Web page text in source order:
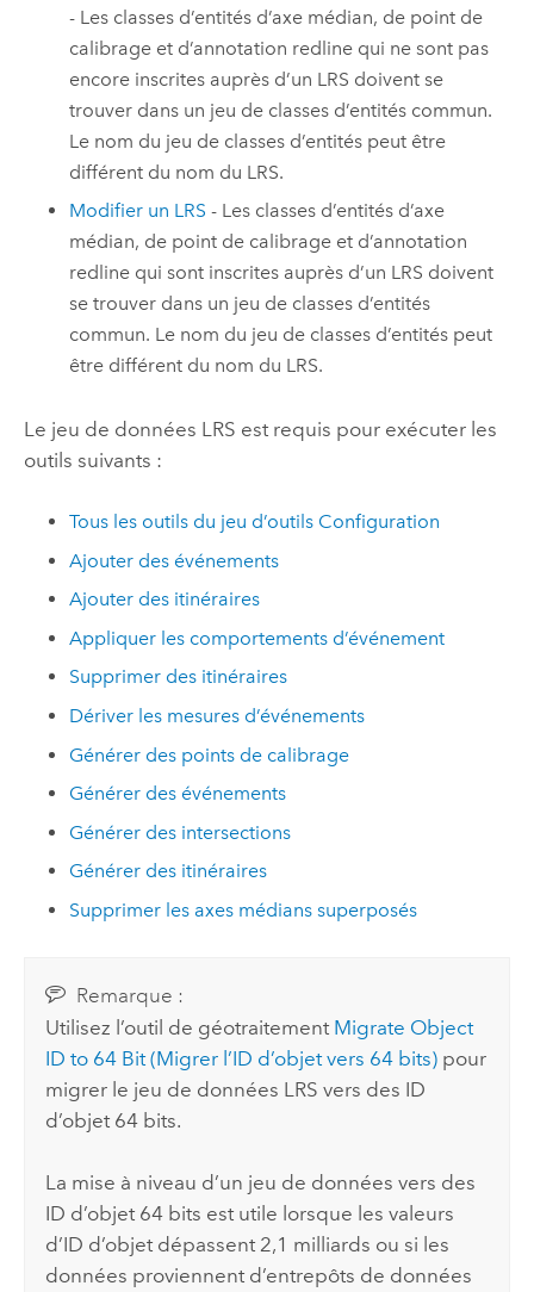
- Les classes d’entités d’axe médian, de point de
calibrage et d’annotation redline qui ne sont pas
encore inscrites auprès d’un LRS doivent se
trouver dans un jeu de classes d’entités commun.
Le nom du jeu de classes d’entités peut être
différent du nom du LRS.
Modifier un LRS - Les classes d’entités d’axe
médian, de point de calibrage et d’annotation
redline qui sont inscrites auprès d’un LRS doivent
se trouver dans un jeu de classes d’entités
commun. Le nom du jeu de classes d’entités peut
être différent du nom du LRS.
Le jeu de données LRS est requis pour exécuter les
outils suivants :
Tous les outils du jeu d’outils Configuration
Ajouter des événements
Ajouter des itinéraires
Appliquer les comportements d’événement
Supprimer des itinéraires
Dériver les mesures d’événements
Générer des points de calibrage
Générer des événements
Générer des intersections
Générer des itinéraires
Supprimer les axes médians superposés
Remarque :
Utilisez l’outil de géotraitement Migrate Object
ID to 64 Bit (Migrer l’ID d’objet vers 64 bits) pour
migrer le jeu de données LRS vers des ID
d’objet 64 bits.
La mise à niveau d’un jeu de données vers des
ID d’objet 64 bits est utile lorsque les valeurs
d’ID d’objet dépassent 2,1 milliards ou si les
données proviennent d’entrepôts de données